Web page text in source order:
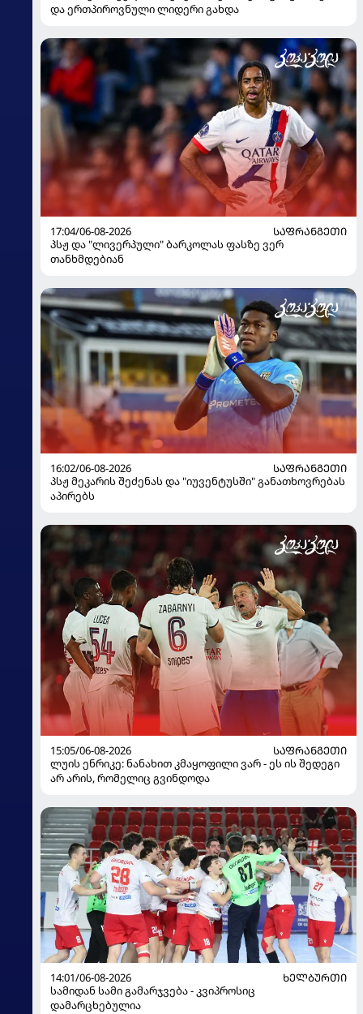
და ერთპიროვნული ლიდერი გახდა
17:04/06-08-2026
ᲡᲐᲤᲠᲐᲜᲒᲔᲗᲘ
პსჟ და "ლივერპული" ბარკოლას ფასზე ვერ
თანხმდებიან
16:02/06-08-2026
ᲡᲐᲤᲠᲐᲜᲒᲔᲗᲘ
პსჟ მეკარის შეძენას და "იუვენტუსში" განათხოვრებას
აპირებს
15:05/06-08-2026
ᲡᲐᲤᲠᲐᲜᲒᲔᲗᲘ
ლუის ენრიკე: ნანახით კმაყოფილი ვარ - ეს ის შედეგი
არ არის, რომელიც გვინდოდა
14:01/06-08-2026
ᲮᲔᲚᲑᲣᲠᲗᲘ
სამიდან სამი გამარჯვება - კვიპროსიც
დამარცხებულია